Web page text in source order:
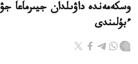
وسكەمەندە داۋىلدان جيىرماعا
ءبۇلىندى